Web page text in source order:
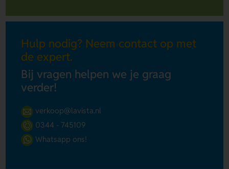
Hulp nodig? Neem contact op met
de expert.
Bij vragen helpen we je graag
verder!
verkoop@lavista.nl
0344 - 745109
Whatsapp ons!